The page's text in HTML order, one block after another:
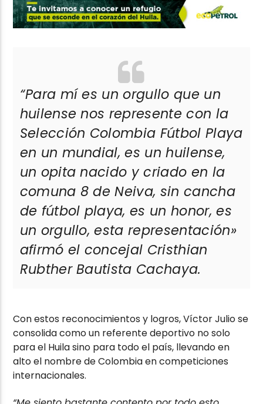
“Para mí es un orgullo que un
huilense nos represente con la
Selección Colombia Fútbol Playa
en un mundial, es un huilense,
un opita nacido y criado en la
comuna 8 de Neiva, sin cancha
de fútbol playa, es un honor, es
un orgullo, esta representación»
afirmó el concejal Cristhian
Rubther Bautista Cachaya.
Con estos reconocimientos y logros, Víctor Julio se
consolida como un referente deportivo no solo
para el Huila sino para todo el país, llevando en
alto el nombre de Colombia en competiciones
internacionales.